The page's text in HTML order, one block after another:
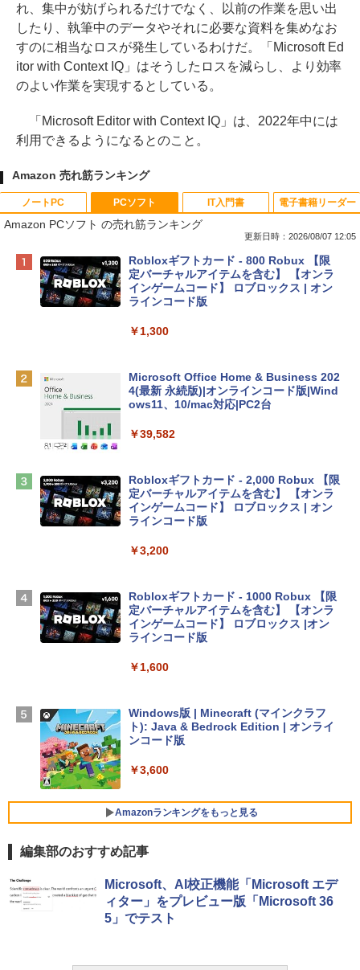
れ、集中が妨げられるだけでなく、以前の作業を思い出
したり、執筆中のデータやそれに必要な資料を集めなお
すのに相当なロスが発生しているわけだ。「Microsoft Ed
itor with Context IQ」はそうしたロスを減らし、より効率
のよい作業を実現するとしている。
「Microsoft Editor with Context IQ」は、2022年中には
利用できるようになるとのこと。
Amazon 売れ筋ランキング
ノートPC
Apple 2026 MacBook Neo A18 Proチッ
プ搭載13インチノートブック：AIとAppl
e Intelligence、Liquid Retinaディスプ
レイ、8GBメモリ、512GB SSD、1080p
ィゴ + 3年延長 AppleCare+ for 13インチ
￥162,598
ンケース Dell NEC Lavie ASUS HP dyna
￥2,952
Apple 2026 MacBook Air M5チップ搭載
igence、13.6インチLiquid Retinaディ
ームカメラ、日本語キーボード、Touch I
D - ミッドナイト
￥298,901
SSD インテル Core 5
￥129,800
Core i5/16GB/SSD 512GB/ホワイト) FM
VWK3E15W_AZ
￥139,880
PCソフト
Amazon PCソフト の売れ筋ランキング
更新日時：2026/08/07 12:05
Robloxギフトカード - 800 Robux 【限
定バーチャルアイテムを含む】 【オンラ
インゲームコード】 ロブロックス | オン
ラインコード版
￥1,300
Microsoft Office Home & Business 202
4(最新 永続版)|オンラインコード版|Wind
ows11、10/mac対応|PC2台
￥39,582
Robloxギフトカード - 2,000 Robux 【限
定バーチャルアイテムを含む】 【オンラ
インゲームコード】 ロブロックス | オン
ラインコード版
￥3,200
Robloxギフトカード - 1000 Robux 【限
定バーチャルアイテムを含む】 【オンラ
インゲームコード】 ロブロックス |オン
ラインコード版
￥1,600
Windows版 | Minecraft (マインクラフ
ト): Java & Bedrock Edition | オンライ
ンコード版
￥3,600
Amazonランキングをもっと見る
IT入門書
生成AIパスポート公式テキスト 第４版
￥1,766
電子書籍リーダー
Amazon Kindle Paperwhite (16GB) 7イ
ンチディスプレイ、色調調節ライト、12
週間持続バッテリー、広告なし、ブラッ
ク
編集部のおすすめ記事
Microsoft、AI校正機能「Microsoft エデ
ィター」をプレビュー版「Microsoft 36
5」でテスト